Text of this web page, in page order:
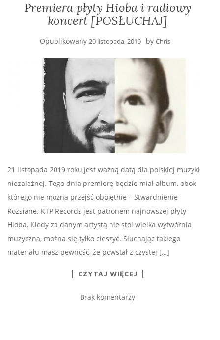
Premiera płyty Hioba i radiowy
koncert [POSŁUCHAJ]
Opublikowany 20 listopada, 2019 by Chris
21 listopada 2019 roku jest ważną datą dla polskiej muzyki
niezależnej. Tego dnia premierę będzie miał album, obok
którego nie można przejść obojętnie – Stwardnienie
Rozsiane. KTP Records jest patronem najnowszej płyty
Hioba. Kiedy za danym artystą nie stoi wielka wytwórnia
muzyczna, można się tylko cieszyć. Słuchając takiego
materiału masz pewność, że powstał z czystej […]
CZYTAJ WIĘCEJ
Brak komentarzy